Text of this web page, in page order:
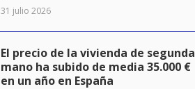
31 julio 2026
El precio de la vivienda de segunda
mano ha subido de media 35.000 €
en un año en España